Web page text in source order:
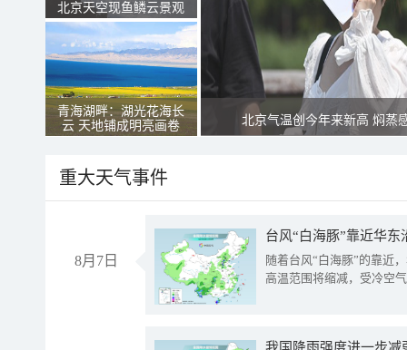
北京天空现鱼鳞云景观
青海湖畔：湖光花海长
云 天地铺成明亮画卷
北京气温创今年来新高 焖蒸
重大天气事件
8月7日
台风“白海豚”靠近华
随着台风“白海豚”的靠近
高温范围将缩减，受冷空